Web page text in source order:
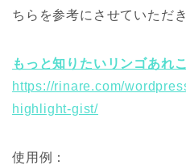
ちらを参考にさせていただ
もっと知りたいリンゴあれ
https://rinare.com/
highlight-gist/
使用例：